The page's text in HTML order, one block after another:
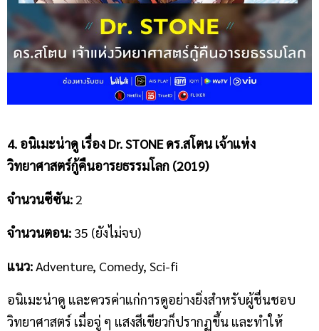
4. อนิเมะน่าดู เรื่อง Dr.STONE ดร.สโตน เจ้าแห่ง
วิทยาศาสตร์กู้คืนอารยธรรมโลก (2019)
จำนวนซีซัน:2
จำนวนตอน: 35 (ยังไม่จบ)
แนว:Adventure, Comedy, Sci-fi
อนิเมะน่าดู และควรค่าแก่การดูอย่างยิ่งสำหรับผู้ชื่นชอบ
วิทยาศาสตร์ เมื่อจู่ ๆ แสงสีเขียวก็ปรากฏขึ้น และทำให้